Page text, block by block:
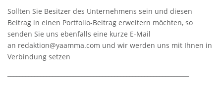
Sollten Sie Besitzer des Unternehmens sein und diesen
Beitrag in einen Portfolio-Beitrag erweitern möchten, so
senden Sie uns ebenfalls eine kurze E-Mail
an redaktion@yaamma.com und wir werden uns mit Ihnen in
Verbindung setzen